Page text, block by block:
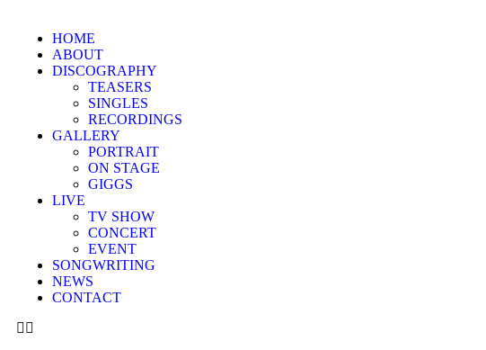
HOME
ABOUT
DISCOGRAPHY
TEASERS
SINGLES
RECORDINGS
GALLERY
PORTRAIT
ON STAGE
GIGGS
LIVE
TV SHOW
CONCERT
EVENT
SONGWRITING
NEWS
CONTACT